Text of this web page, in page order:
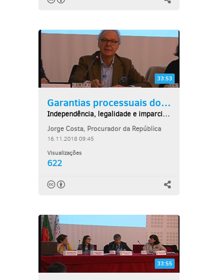
33:53
Garantias processuais dos...
Independência, legalidade e imparcialidade da...
Jorge Costa, Procurador da República
16.11.2018 09:45
Visualizações
622
33:55